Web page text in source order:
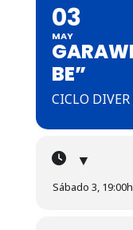
03
MAY
BE”
CICLO
▼
Sábado 3, 19:00h